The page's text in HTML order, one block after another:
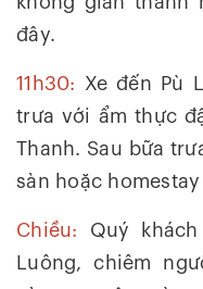
đây.
11h30: Xe đến Pù
trưa với ẩm thực
Thanh. Sau bữa
sàn hoặc
Chiều: Quý
Luông, chiêm